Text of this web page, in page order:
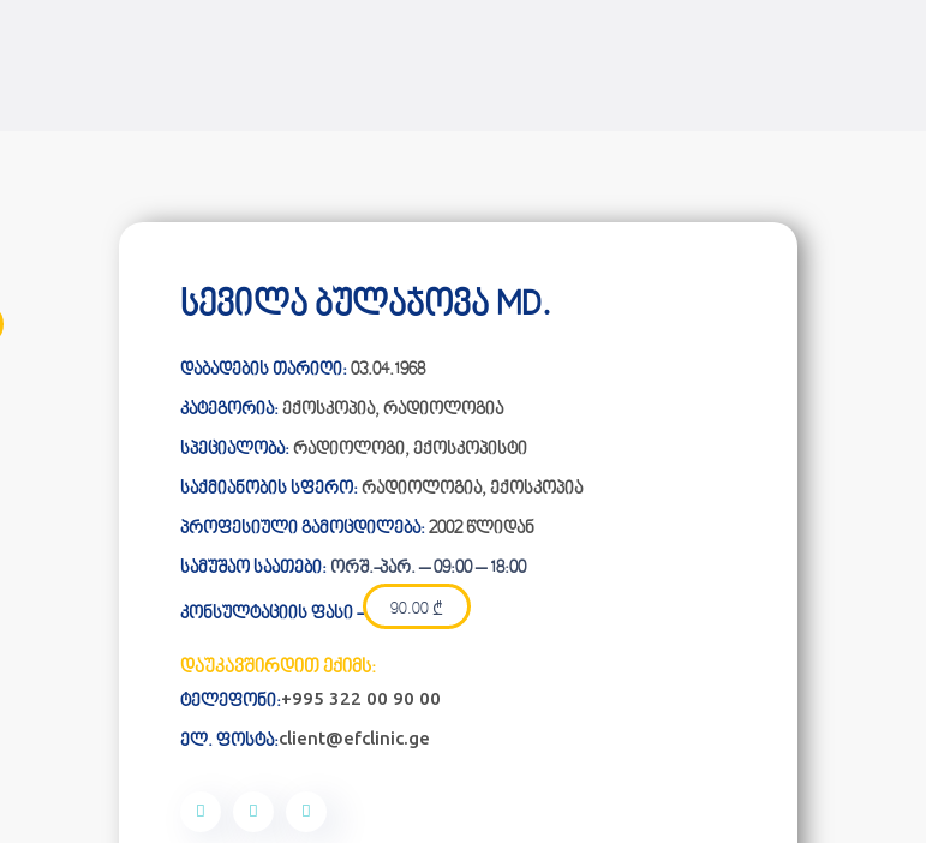
სევილა ბულაჯოვა MD.
დაბადების თარიღი: 03.04.1968
კატეგორია: ექოსკოპია, რადიოლოგია
სპეციალობა: რადიოლოგი, ექოსკოპისტი
საქმიანობის სფერო: რადიოლოგია, ექოსკოპია
პროფესიული გამოცდილება: 2002 წლიდან
სამუშაო საათები: ორშ.-პარ. – 09:00 – 18:00
კონსულტაციის ფასი - 90.00 ₾
დაუკავშირდით ექიმს:
ტელეფონი:+995 322 00 90 00
ელ. ფოსტა:client@efclinic.ge